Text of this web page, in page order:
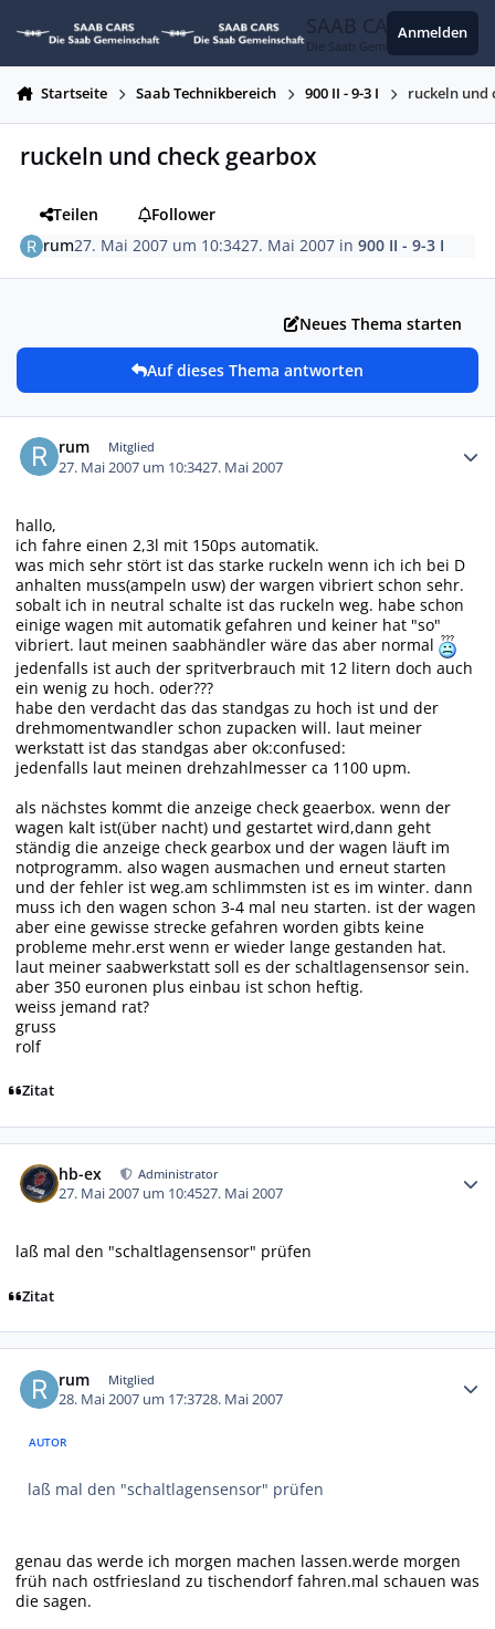
SAAB CARS
Die Saab Gemeinschaft
Anmelden
Startseite Saab Technikbereich 900 II - 9-3 I ruckeln und
ruckeln und check gearbox
Teilen
Follower
rum27. Mai 2007 um 10:3427. Mai 2007 in900 II - 9-3 I
Neues Thema starten
Auf dieses Thema antworten
rum Mitglied
27. Mai 2007 um 10:3427. Mai 2007
hallo,
ich fahre einen 2,3l mit 150ps automatik.
was mich sehr stört ist das starke ruckeln wenn ich ich bei D
anhalten muss(ampeln usw) der wargen vibriert schon sehr.
sobalt ich in neutral schalte ist das ruckeln weg. habe schon
einige wagen mit automatik gefahren und keiner hat "so"
vibriert. laut meinen saabhändler wäre das aber normal
jedenfalls ist auch der spritverbrauch mit 12 litern doch auch
ein wenig zu hoch. oder???
habe den verdacht das das standgas zu hoch ist und der
drehmomentwandler schon zupacken will. laut meiner
werkstatt ist das standgas aber ok:confused:
jedenfalls laut meinen drehzahlmesser ca 1100 upm.
als nächstes kommt die anzeige check geaerbox. wenn der
wagen kalt ist(über nacht) und gestartet wird,dann geht
ständig die anzeige check gearbox und der wagen läuft im
notprogramm. also wagen ausmachen und erneut starten
und der fehler ist weg.am schlimmsten ist es im winter. dann
muss ich den wagen schon 3-4 mal neu starten. ist der wagen
aber eine gewisse strecke gefahren worden gibts keine
probleme mehr.erst wenn er wieder lange gestanden hat.
laut meiner saabwerkstatt soll es der schaltlagensensor sein.
aber 350 euronen plus einbau ist schon heftig.
weiss jemand rat?
gruss
rolf
Zitat
hb-ex Administrator
27. Mai 2007 um 10:4527. Mai 2007
laß mal den "schaltlagensensor" prüfen
Zitat
rum Mitglied
28. Mai 2007 um 17:3728. Mai 2007
AUTOR
laß mal den "schaltlagensensor" prüfen
genau das werde ich morgen machen lassen.werde morgen
früh nach ostfriesland zu tischendorf fahren.mal schauen was
die sagen.